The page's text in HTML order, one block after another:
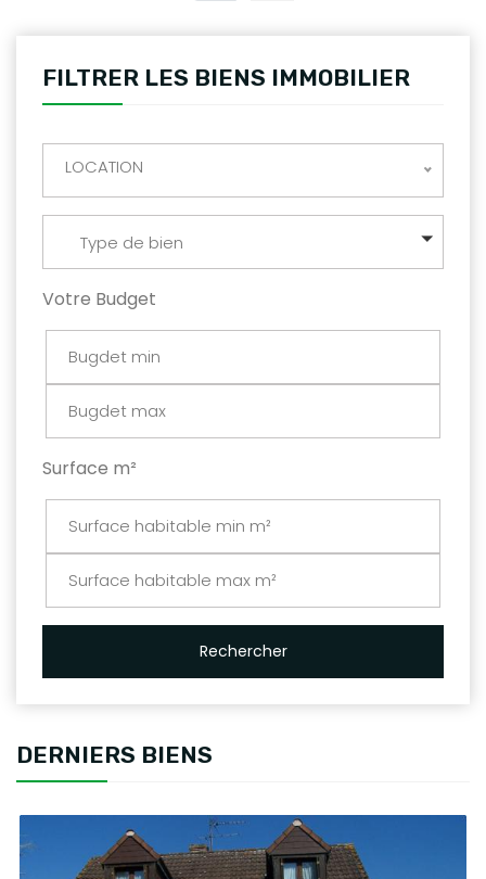
FILTRER LES BIENS IMMOBILIER
LOCATION
Type de bien
Votre Budget
Surface m²
Rechercher
DERNIERS BIENS